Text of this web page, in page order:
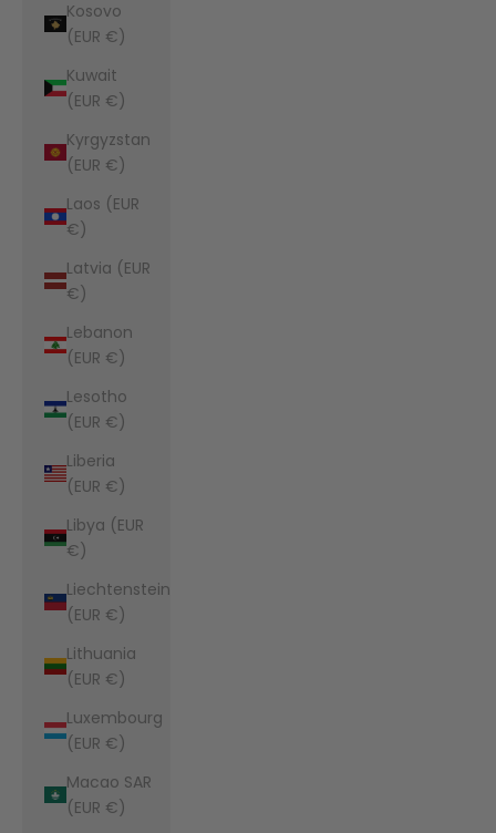
Kosovo
(EUR €)
Kuwait
(EUR €)
Kyrgyzstan
(EUR €)
Laos (EUR
€)
Latvia (EUR
€)
Lebanon
(EUR €)
Lesotho
(EUR €)
Liberia
(EUR €)
Libya (EUR
€)
Liechtenstein
(EUR €)
Lithuania
(EUR €)
Luxembourg
(EUR €)
Macao SAR
(EUR €)